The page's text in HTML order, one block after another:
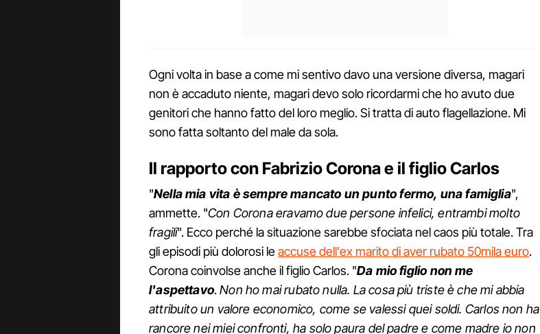
Ogni volta in base a come mi sentivo davo una versione diversa, magari
non è accaduto niente, magari devo solo ricordarmi che ho avuto due
genitori che hanno fatto del loro meglio. Si tratta di auto flagellazione. Mi
sono fatta soltanto del male da sola.
Il rapporto con Fabrizio Corona e il figlio Carlos
"Nella mia vita è sempre mancato un punto fermo, una famiglia",
ammette. "Con Corona eravamo due persone infelici, entrambi molto
fragili". Ecco perché la situazione sarebbe sfociata nel caos più totale. Tra
gli episodi più dolorosi leaccuse dell'ex marito di aver rubato 50mila euro.
Corona coinvolse anche il figlio Carlos. "Da mio figlio non me
l'aspettavo.Non ho mai rubato nulla. La cosa più triste è che mi abbia
attribuito un valore economico, come se valessi quei soldi. Carlos non ha
rancore nei miei confronti, ha solo paura del padre e come madre io non